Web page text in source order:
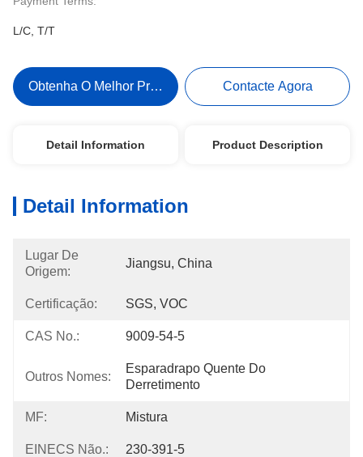
L/C, T/T
Obtenha O Melhor Preço Contacte Agora
Detail Information Product Description
Detail Information
Lugar De
Origem:
Jiangsu, China
Certificação: SGS, VOC
CAS No.: 9009-54-5
Outros Nomes:
Esparadrapo Quente Do
Derretimento
MF: Mistura
EINECS Não.: 230-391-5